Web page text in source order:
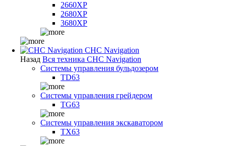
2660XP
2680XP
3680XP
CHC Navigation
Назад Вся техника CHC Navigation
Системы управления бульдозером
TD63
Системы управления грейдером
TG63
Системы управления экскаватором
TX63